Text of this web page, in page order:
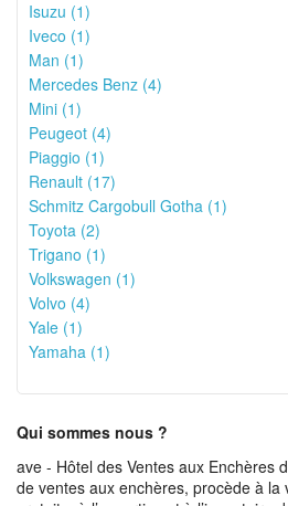
Isuzu (1)
Iveco (1)
Man (1)
Mercedes Benz (4)
Mini (1)
Peugeot (4)
Piaggio (1)
Renault (17)
Schmitz Cargobull Gotha (1)
Toyota (2)
Trigano (1)
Volkswagen (1)
Volvo (4)
Yale (1)
Yamaha (1)
Qui sommes nous ?
ave - Hôtel des Ventes aux Enchères
de ventes aux enchères, procède à la